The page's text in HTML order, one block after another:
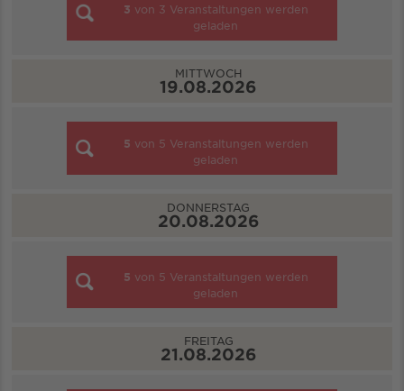
3 von 3 Veranstaltungen werden
geladen
MITTWOCH
19.08.2026
5 von 5 Veranstaltungen werden
geladen
DONNERSTAG
20.08.2026
5 von 5 Veranstaltungen werden
geladen
FREITAG
21.08.2026